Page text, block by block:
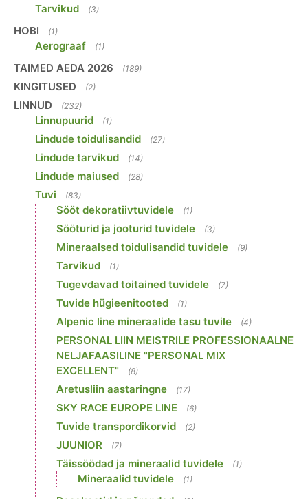
Tarvikud (3)
HOBI (1)
Aerograaf (1)
TAIMED AEDA 2026 (189)
KINGITUSED (2)
LINNUD (232)
Linnupuurid (1)
Lindude toidulisandid (27)
Lindude tarvikud (14)
Lindude maiused (28)
Tuvi (83)
Sööt dekoratiivtuvidele (1)
Sööturid ja jooturid tuvidele (3)
Mineraalsed toidulisandid tuvidele (9)
Tarvikud (1)
Tugevdavad toitained tuvidele (7)
Tuvide hügieenitooted (1)
Alpenic line mineraalide tasu tuvile (4)
PERSONAL LIIN MEISTRILE PROFESSIONAALNE
NELJAFAASILINE "PERSONAL MIX
EXCELLENT"
(8)
Aretusliin aastaringne (17)
SKY RACE EUROPE LINE (6)
Tuvide transpordikorvid (2)
JUUNIOR (7)
Täissöödad ja mineraalid tuvidele (1)
Mineraalid tuvidele (1)